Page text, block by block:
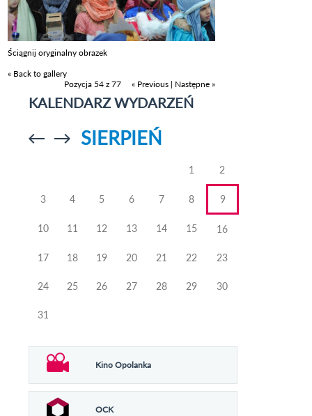
Ściągnij oryginalny obrazek
« Back to gallery
Pozycja 54 z 77
« Previous | Następne »
KALENDARZ WYDARZEŃ
Przejdź doPrzejdź do
SIERPIEŃ
1 2
3 4 5 6 7 8 9
10 11 12 13 14 15 16
17 18 19 20 21 22 23
24 25 26 27 28 29 30
31
Kino Opolanka
OCK